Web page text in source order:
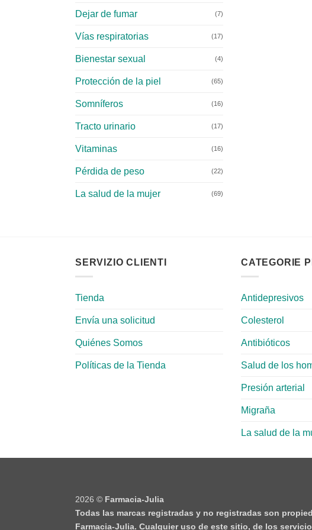
Dejar de fumar (7)
Vías respiratorias (17)
Bienestar sexual (4)
Protección de la piel (65)
Somníferos (16)
Tracto urinario (17)
Vitaminas (16)
Pérdida de peso (22)
La salud de la mujer (69)
SERVIZIO CLIENTI
Tienda
Envía una solicitud
Quiénes Somos
Políticas de la Tienda
CATEGORIE
Antidepresivos
Colesterol
Antibióticos
Salud de los
Presión arterial
Migraña
La salud de la
2026 © Farmacia-Julia
Todas las marcas registradas y no registradas son
Farmacia-Julia. Cualquier uso de este sitio, de los